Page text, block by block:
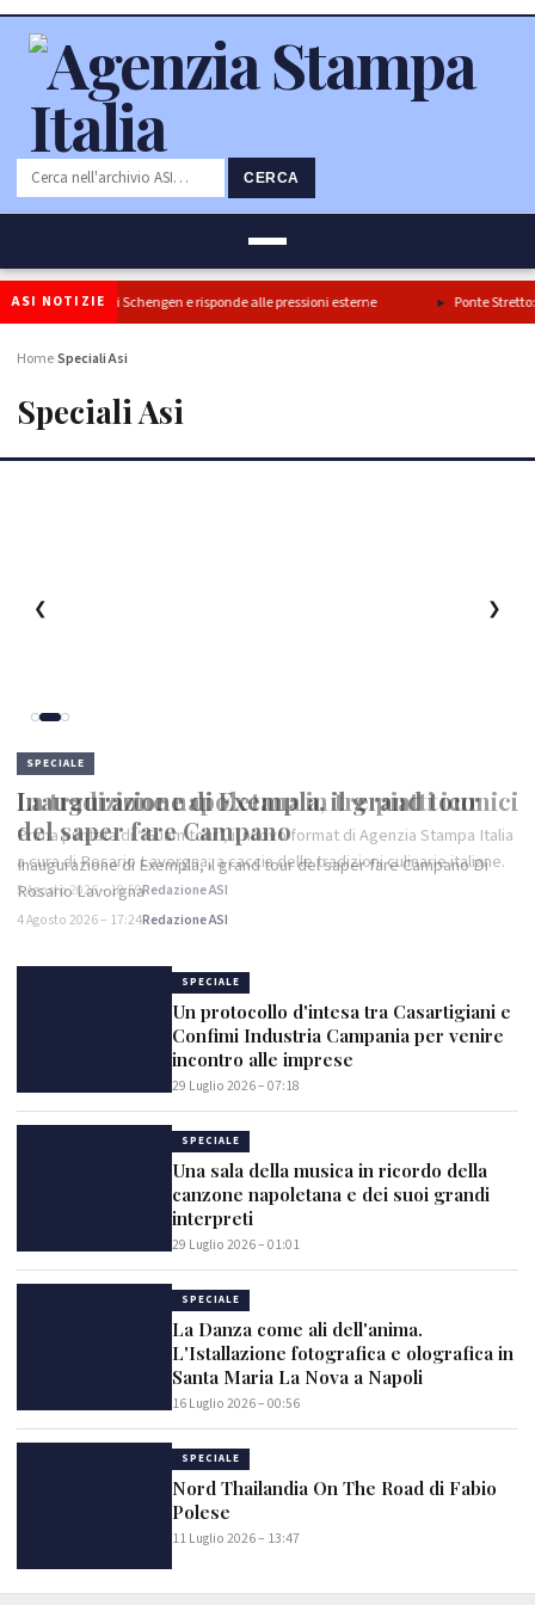
CERCA
ASI NOTIZIE
il blocco di Schengen e risponde alle pressioni esterne Ponte Stretto:
HomeSpeciali Asi
Speciali Asi
❮ ❯
SPECIALE
Inaugurazione di Exempla, il grand tour
del saper fare Campano
Inaugurazione di Exempla, il grand tour del saper fare Campano Di
Rosario Lavorgna
4 Agosto 2026 – 17:24Redazione ASI
SPECIALE
Un protocollo d'intesa tra Casartigiani e
Confimi Industria Campania per venire
incontro alle imprese
29 Luglio 2026 – 07:18
SPECIALE
Una sala della musica in ricordo della
canzone napoletana e dei suoi grandi
interpreti
29 Luglio 2026 – 01:01
SPECIALE
La Danza come ali dell'anima.
L'Istallazione fotografica e olografica in
Santa Maria La Nova a Napoli
16 Luglio 2026 – 00:56
SPECIALE
Nord Thailandia On The Road di Fabio
Polese
11 Luglio 2026 – 13:47